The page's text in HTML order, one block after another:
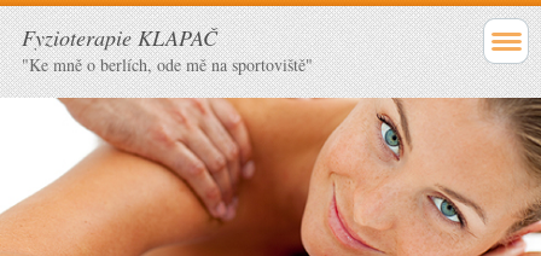
Fyzioterapie KLAPAČ
"Ke mně o berlích, ode mě na sportoviště"